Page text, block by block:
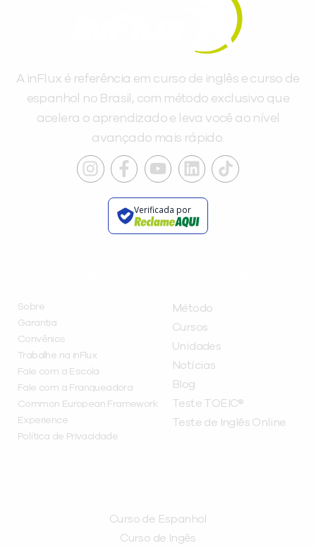
A inFlux é referência em curso de inglês e curso de
espanhol no Brasil, com método exclusivo que
acelera o aprendizado e leva você ao nível
avançado mais rápido.
Verificada por
Sobre
Garantia
Convênios
Trabalhe na inFlux
Fale com a Escola
Fale com a Franqueadora
Common European Framework
Experience
Política de Privacidade
Método
Cursos
Unidades
Notícias
Blog
Teste TOEIC®
Teste de Inglês Online
Curso de Espanhol
Curso de Ingês